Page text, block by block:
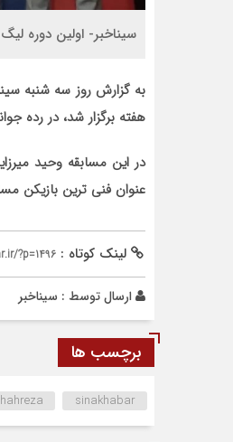
سیناخبر- اولین دوره
هفته برگزار شد، در رده
عنوان فنی ترین بازیکن
لینک کوتاه : ?p=1496
ارسال توسط : سیناخبر
برچسب ها
sinakhabar